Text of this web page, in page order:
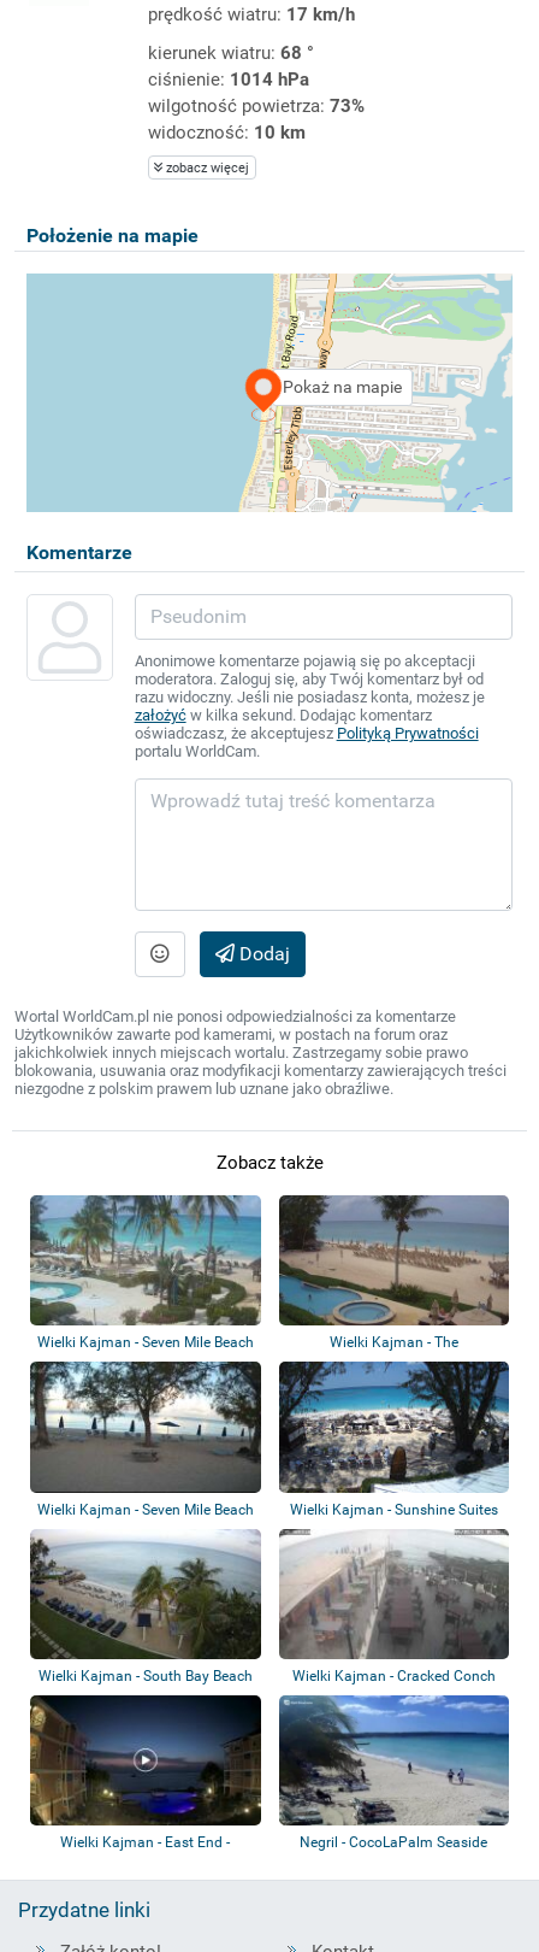
prędkość wiatru: 17 km/h
kierunek wiatru: 68 °
ciśnienie: 1014 hPa
wilgotność powietrza: 73%
widoczność: 10 km
zobacz więcej
Położenie na mapie
Pokaż na mapie
Komentarze
Anonimowe komentarze pojawią się po akceptacji
moderatora. Zaloguj się, aby Twój komentarz był od
razu widoczny. Jeśli nie posiadasz konta, możesz je
założyćw kilka sekund. Dodając komentarz
oświadczasz, że akceptujesz Polityką Prywatności
portalu WorldCam.
Dodaj
Wortal WorldCam.pl nie ponosi odpowiedzialności za komentarze
Użytkowników zawarte pod kamerami, w postach na forum oraz
jakichkolwiek innych miejscach wortalu. Zastrzegamy sobie prawo
blokowania, usuwania oraz modyfikacji komentarzy zawierających treści
niezgodne z polskim prawem lub uznane jako obraźliwe.
Zobacz także
Wielki Kajman - Seven Mile Beach
- The M...
Wielki Kajman - The
Beachcomber
Wielki Kajman - Seven Mile Beach
Wielki Kajman - Sunshine Suites
Resort
Wielki Kajman - South Bay Beach
Club
Wielki Kajman - Cracked Conch
Wielki Kajman - East End -
Negril - CocoLaPalm Seaside
Przydatne linki